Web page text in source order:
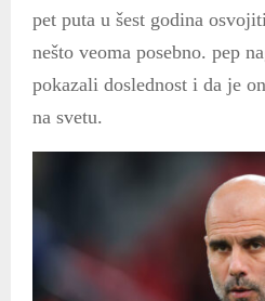
pet puta u šest godina
nešto veoma posebno. pep
pokazali doslednost i da je
na svetu.